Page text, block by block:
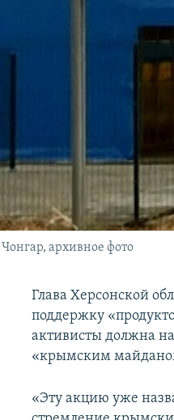
архивное фото
Глава Херсонской
поддержку
активисты должна
«крымским
«Эту акцию уже